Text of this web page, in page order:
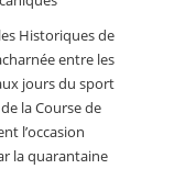
Historiques de
entre les
jours du sport
la Course de
l’occasion
la quarantaine